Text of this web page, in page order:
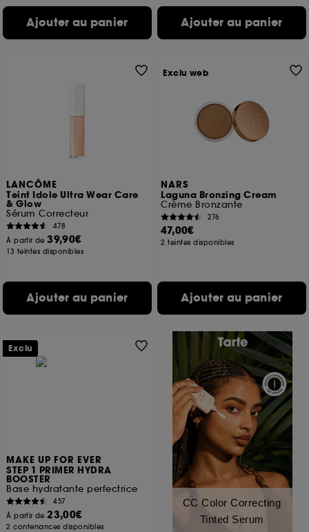
Ajouter au panier Ajouter au panier
LANCÔME
Teint Idole Ultra Wear Care
& Glow
Sérum Correcteur
478
À partir de39,90€
13 teintes disponibles
Ajouter au panier
NARS
Laguna Bronzing Cream
Crème Bronzante
276
47,00€
2 teintes disponibles
Ajouter au panier
Exclu web
MAKE UP FOR EVER
STEP 1 PRIMER HYDRA
BOOSTER
Base hydratante perfectrice
457
À partir de23,00€
2 contenances disponibles
Exclu
CC Color Correcting
Tinted Serum